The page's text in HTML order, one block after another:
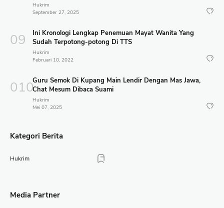
Hukrim
September 27, 2025
Ini Kronologi Lengkap Penemuan Mayat Wanita Yang
Sudah Terpotong-potong Di TTS
Hukrim
Februari 10, 2022
Guru Semok Di Kupang Main Lendir Dengan Mas Jawa,
Chat Mesum Dibaca Suami
Hukrim
Mei 07, 2025
Kategori Berita
Hukrim
Media Partner